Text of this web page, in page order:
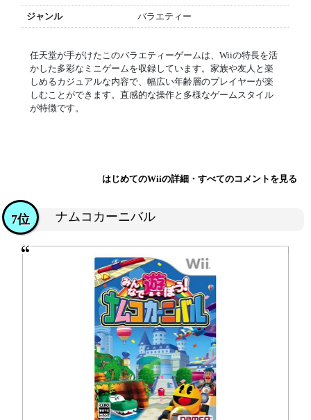
ジャンル バラエティー
任天堂が手がけたこのバラエティーゲームは、Wiiの特長を活
かした多彩なミニゲームを収録しています。家族や友人と楽
しめるカジュアルな内容で、幅広い年齢層のプレイヤーが楽
しむことができます。直感的な操作と多様なゲームスタイル
が特徴です。
はじめてのWiiの詳細・すべてのコメントを見る
ナムコカーニバル
7位